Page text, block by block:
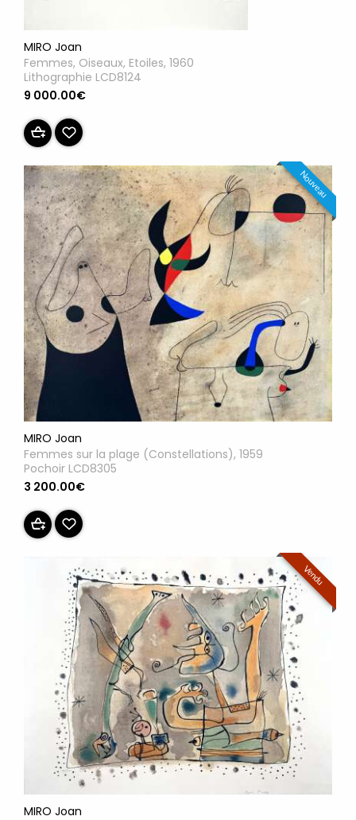
MIRO Joan
Femmes, Oiseaux, Etoiles, 1960
Lithographie LCD8124
9 000.00€
Nouveau
MIRO Joan
Femmes sur la plage (Constellations), 1959
Pochoir LCD8305
3 200.00€
Vendu
MIRO Joan